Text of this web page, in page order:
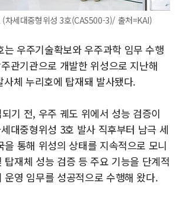
세대중형위성 3호(CAS500-3)/ 출처=KAI)
는 우주기술확보와 우주과학 임무 수행
관기관으로 개발한 위성으로 지난해
체 누리호에 탑재돼 발사됐다.
기 전, 우주 궤도 위에서 성능 검증이
대중형위성 3호 발사 직후부터 남극 세
통해 위성의 상태를 지속적으로 모니
탑재체 성능 검증 등 주요 기능을 단계적
운영 임무를 성공적으로 수행해 왔다.